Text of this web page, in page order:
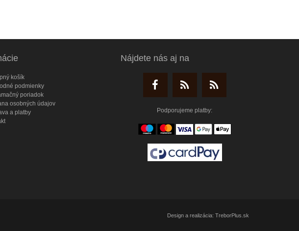
košík
podmienky
poriadok
osobných údajov
a platby
Nájdete nás aj na
Podporujeme platby:
Design a realizácia: TreborPlus.sk